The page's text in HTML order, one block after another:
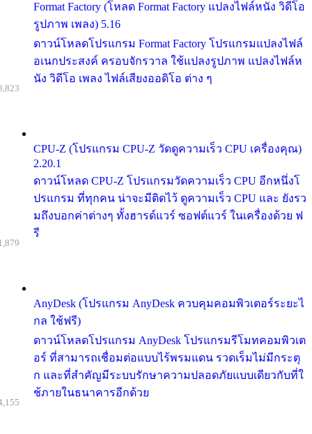
Format Factory (โหลด Format Factory แปลงไฟล์หนัง วิดีโอ
รูปภาพ เพลง) 5.16
ดาวน์โหลดโปรแกรม Format Factory โปรแกรมแปลงไฟล์
อเนกประสงค์ ครอบจักรวาล ใช้แปลงรูปภาพ แปลงไฟล์ห
นัง วิดีโอ เพลง ไฟล์เสียงออดิโอ ต่าง ๆ
CPU-Z (โปรแกรม CPU-Z วัดดูความเร็ว CPU เครื่องคุณ)
2.20.1
ดาวน์โหลด CPU-Z โปรแกรมวัดความเร็ว CPU อีกหนึ่งโ
ปรแกรม ที่ทุกคน น่าจะมีติดไว้ ดูความเร็ว CPU และ ยังรว
มถึงบอกค่าต่างๆ ทั้งฮารด์แวร์ ซอฟต์แวร์ ในเครื่องด้วย ฟ
รี
AnyDesk (โปรแกรม AnyDesk ควบคุมคอมพิวเตอร์ระยะไ
กล ใช้ฟรี)
ดาวน์โหลดโปรแกรม AnyDesk โปรแกรมรีโมทคอมพิวเต
อร์ ที่สามารถเชื่อมต่อแบบไร้พรมแดน รวดเร็มไม่มีกระตุ
ก และที่สำคัญมีระบบรักษาความปลอดภัยแบบเดียวกับที่ใ
ช้ภายในธนาคารอีกด้วย